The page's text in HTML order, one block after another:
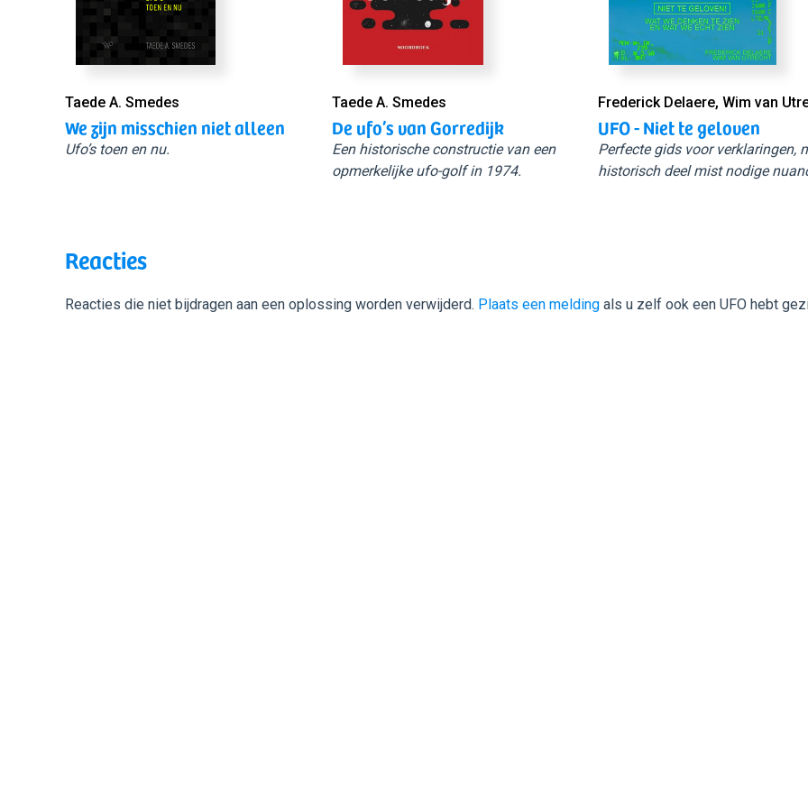
Taede A. Smedes
We zijn misschien niet alleen
Ufo’s toen en nu.
Taede A. Smedes
De ufo’s van Gorredijk
Een historische constructie van een
opmerkelijke ufo-golf in 1974.
Frederick Delaere, Wim van
UFO - Niet te geloven
Perfecte gids voor verklaringen,
historisch deel mist nodige
Reacties
Reacties die niet bijdragen aan een oplossing worden verwijderd. Plaats een melding als u zelf ook een UFO hebt